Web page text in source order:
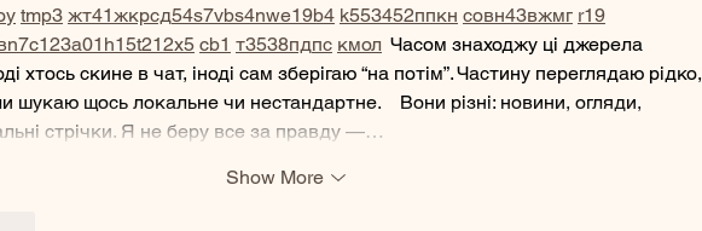
у tmp3 жт41жкрсд54s7vbs4nwe19b4 k553452ппкн совн43вжмг r19
n7c123a01 h15t212x5 cb1 т3538пдпс кмол
  Часом знаходжу ці джерела
хтось скине в чат, іноді сам зберігаю “на потім”. Частину переглядаю рідко,
шукаю щось локальне чи нестандартне.    Вони різні: новини, огляди,
стрічки. Я не беру все за правду —…
Show More